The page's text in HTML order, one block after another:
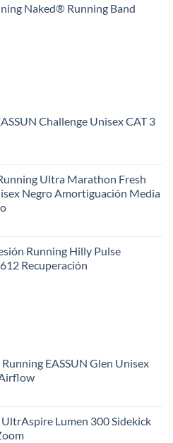
Naked® Running Band
Challenge Unisex CAT 3
Ultra Marathon Fresh
Negro Amortiguación Media
Running Hilly Pulse
Recuperación
EASSUN Glen Unisex
Lumen 300 Sidekick